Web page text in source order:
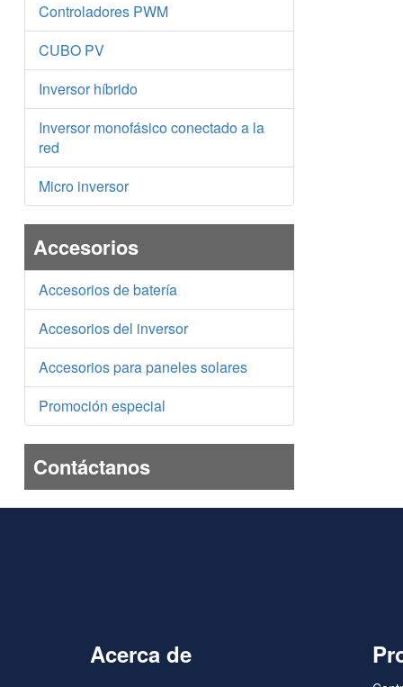
Controladores PWM
CUBO PV
Inversor híbrido
Inversor monofásico conectado a la
red
Micro inversor
Accesorios
Accesorios de batería
Accesorios del inversor
Accesorios para paneles solares
Promoción especial
Contáctanos
Acerca de